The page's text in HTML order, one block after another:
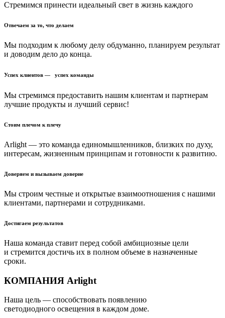
Стремимся принести идеальный свет в жизнь каждого
Отвечаем за то, что делаем
Мы подходим к любому делу обдуманно, планируем результат
и доводим дело до конца.
Успех клиентов — успех команды
Мы стремимся предоставить нашим клиентам и партнерам
лучшие продукты и лучший сервис!
Стоим плечом к плечу
Arlight — это команда единомышленников, близких по духу,
интересам, жизненным принципам и готовности к развитию.
Доверяем и вызываем доверие
Мы строим честные и открытые взаимоотношения с нашими
клиентами, партнерами и сотрудниками.
Достигаем результатов
Наша команда ставит перед собой амбициозные цели
и стремится достичь их в полном объеме в назначенные
сроки.
КОМПАНИЯ Arlight
Наша цель — способствовать появлению
светодиодного освещения в каждом доме.